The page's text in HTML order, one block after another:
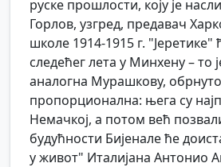
руске прошлости, коју је
Горлов, узгред, предавач
школе 1914-1915 г. "Јеретике"
следећег лета у Минхену – то
аналогна Мурашкову, обрнуто
пропорционална: њега су
Немачкој, а потом већ
будућности Бијенале ће
у живот" Италијана Антонио